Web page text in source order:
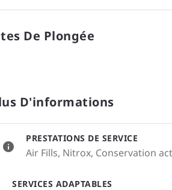
De Plongée
D'informations
PRESTATIONS DE SERVICE
Air Fills, Nitrox, Conservation
SERVICES ADAPTABLES